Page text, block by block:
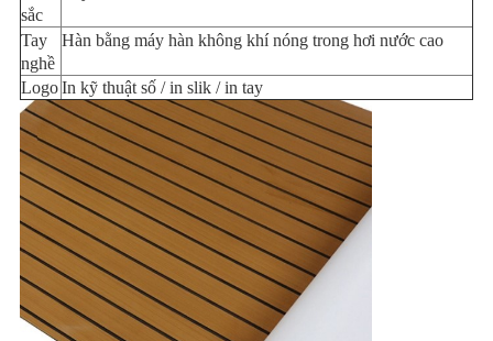
POLICY
sắc
Tay
nghề
Hàn bằng máy hàn không khí nóng trong hơi nước cao
LogoIn kỹ thuật số / in slik / in tay